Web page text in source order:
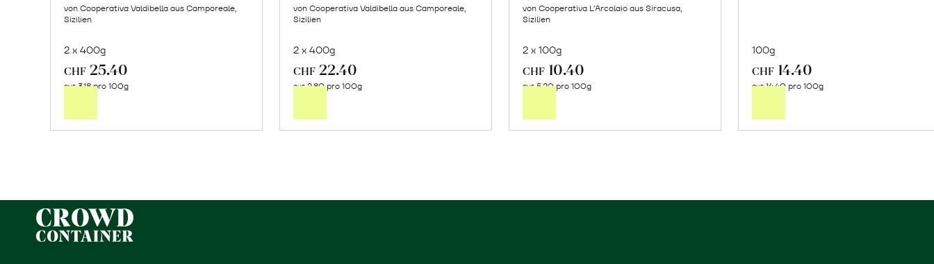
von Cooperativa Valdibella aus Camporeale,
Sizilien
2 x 400g
CHF 25.40
CHF3.18 pro 100g
von Cooperativa Valdibella aus Camporeale,
Sizilien
2 x 400g
CHF 22.40
CHF2.80 pro 100g
von Cooperativa L’Arcolaio aus Siracusa,
Sizilien
2 x 100g
CHF 10.40
CHF5.20 pro 100g
100g
CHF 14.40
CHF14.40 pro 100g